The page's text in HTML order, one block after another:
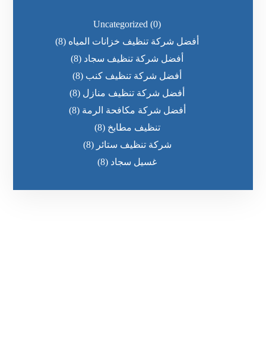
Uncategorized (0)
أفضل شركة تنظيف خزانات المياه (8)
أفضل شركة تنظيف سجاد (8)
أفضل شركة تنظيف كنب (8)
أفضل شركة تنظيف منازل (8)
أفضل شركة مكافحة الرمة (8)
تنظيف مطابخ (8)
شركة تنظيف ستائر (8)
غسيل سجاد (8)